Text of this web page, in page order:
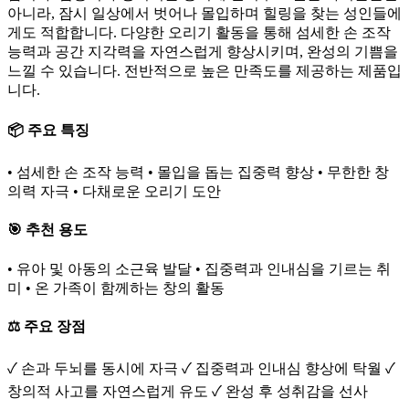
아니라, 잠시 일상에서 벗어나 몰입하며 힐링을 찾는 성인들에
게도 적합합니다. 다양한 오리기 활동을 통해 섬세한 손 조작
능력과 공간 지각력을 자연스럽게 향상시키며, 완성의 기쁨을
느낄 수 있습니다. 전반적으로 높은 만족도를 제공하는 제품입
니다.
📦 주요 특징
• 섬세한 손 조작 능력 • 몰입을 돕는 집중력 향상 • 무한한 창
의력 자극 • 다채로운 오리기 도안
🎯 추천 용도
• 유아 및 아동의 소근육 발달 • 집중력과 인내심을 기르는 취
미 • 온 가족이 함께하는 창의 활동
⚖️ 주요 장점
✓ 손과 두뇌를 동시에 자극 ✓ 집중력과 인내심 향상에 탁월 ✓
창의적 사고를 자연스럽게 유도 ✓ 완성 후 성취감을 선사